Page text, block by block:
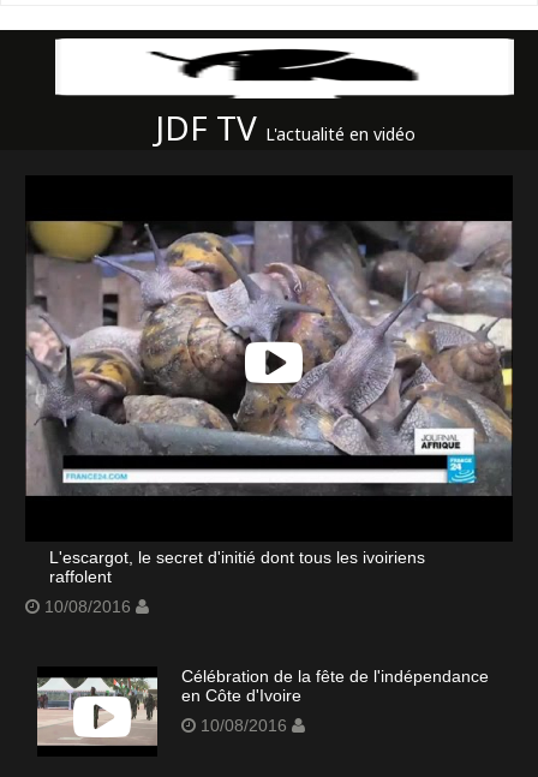
JDF TV L'actualité en vidéo
L'escargot, le secret d'initié dont tous les ivoiriens
raffolent
10/08/2016
Célébration de la fête de l'indépendance
en Côte d'Ivoire
10/08/2016